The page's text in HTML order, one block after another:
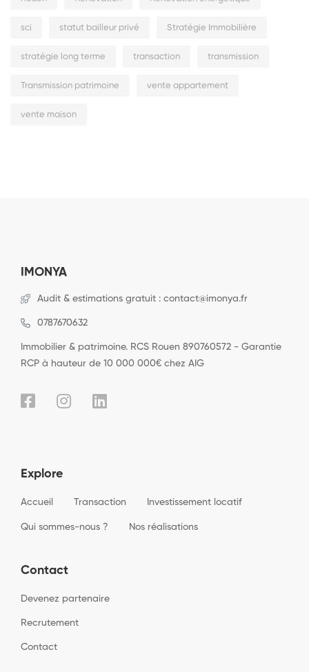
sci statut bailleur privé Stratégie Immobilière
stratégie long terme transaction transmission
Transmission patrimoine vente appartement
vente maison
IMONYA
Audit & estimations gratuit : contact@imonya.fr
0787670632
Immobilier & patrimoine. RCS Rouen 890760572 - Garantie
RCP à hauteur de 10 000 000€ chez AIG
Explore
Accueil Transaction Investissement locatif
Qui sommes-nous ? Nos réalisations
Contact
Devenez partenaire
Recrutement
Contact